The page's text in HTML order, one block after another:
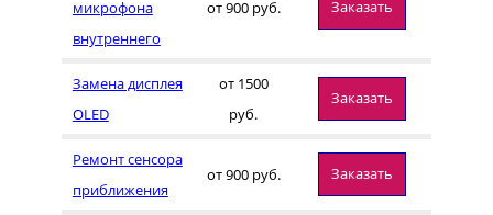
микрофона
внутреннего
от 900 руб. Заказать
Замена дисплея
OLED
от 1500
руб.
Заказать
Ремонт сенсора
приближения
от 900 руб. Заказать